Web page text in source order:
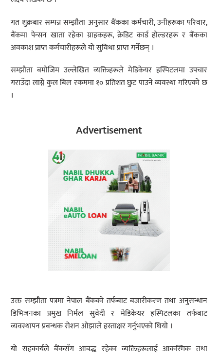
गत शुक्रबार सम्पन्न सम्झौता अनुसार बैंकका कर्मचारी, उनीहरूका परिवार,
बैंकमा पेन्सन खाता रहेका ग्राहकहरू, क्रेडिट कार्ड होल्डरहरू र बैंकका
अवकाश प्राप्त कर्मचारीहरूले यो सुविधा प्राप्त गर्नेछन् ।
सम्झौता बमोजिम उल्लेखित व्यक्तिहरूले मेडिकेयर हस्पिटलमा उपचार
गराउँदा लाग्ने कुल बिल रकममा १० प्रतिशत छुट पाउने व्यवस्था गरिएको छ
।
Advertisement
उक्त सम्झौता पत्रमा नेपाल बैंकको तर्फबाट बजारीकरण तथा अनुसन्धान
डिभिजनका प्रमुख निर्मल सुवेदी र मेडिकेयर हस्पिटलका तर्फबाट
व्यवस्थापन प्रबन्धक रोशन ओझाले हस्ताक्षर गर्नुभएको थियो ।
यो सहकार्यले बैंकसँग आबद्ध रहेका व्यक्तिहरूलाई आकस्मिक तथा